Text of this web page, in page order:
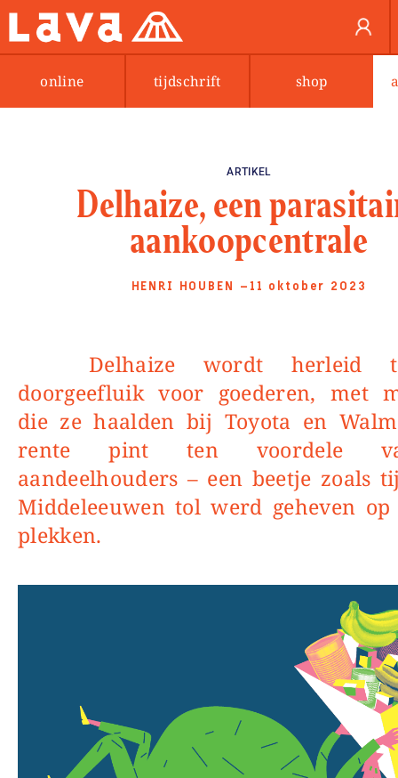
online tijdschrift shop
ARTIKEL
Delhaize, een
aankoopcentrale
HENRI HOUBEN —11 oktober 2023
Delhaize wordt herleid tot een
doorgeefluik voor goederen, met
die ze haalden bij Toyota en
rente pint ten voordele
aandeelhouders – een beetje zoals
Middeleeuwen tol werd geheven
plekken.